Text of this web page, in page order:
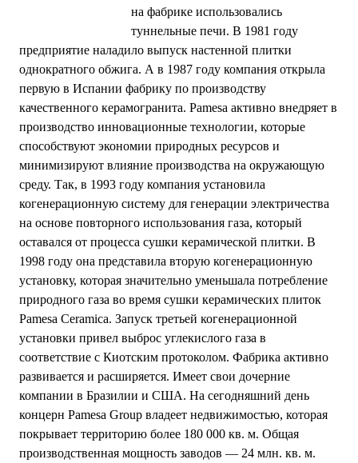
на фабрике использовались
туннельные печи. В 1981 году
предприятие наладило выпуск настенной плитки
однократного обжига. А в 1987 году компания открыла
первую в Испании фабрику по производству
качественного керамогранита. Pamesa активно внедряет в
производство инновационные технологии, которые
способствуют экономии природных ресурсов и
минимизируют влияние производства на окружающую
среду. Так, в 1993 году компания установила
когенерационную систему для генерации электричества
на основе повторного использования газа, который
оставался от процесса сушки керамической плитки. В
1998 году она представила вторую когенерационную
установку, которая значительно уменьшала потребление
природного газа во время сушки керамических плиток
Pamesa Ceramica. Запуск третьей когенерационной
установки привел выброс углекислого газа в
соответствие с Киотским протоколом. Фабрика активно
развивается и расширяется. Имеет свои дочерние
компании в Бразилии и США. На сегодняшний день
концерн Pamesa Group владеет недвижимостью, которая
покрывает территорию более 180 000 кв. м. Общая
производственная мощность заводов — 24 млн. кв. м.